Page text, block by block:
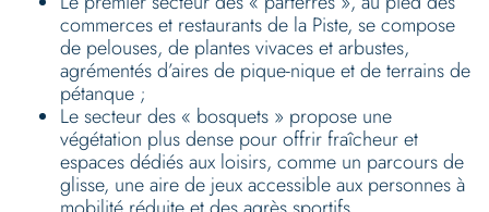
commerces et restaurants de la Piste, se compose
de pelouses, de plantes vivaces et arbustes,
agrémentés d’aires de pique-nique et de terrains de
pétanque ;
Le secteur des « bosquets » propose une
végétation plus dense pour offrir fraîcheur et
espaces dédiés aux loisirs, comme un parcours de
glisse, une aire de jeux accessible aux personnes à